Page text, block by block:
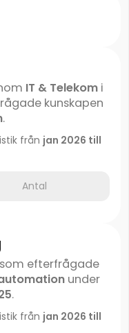
IT & Telekomi
kunskapen
.
från jan 2026 till
Antal
efterfrågade
under
.
från jan 2026 till